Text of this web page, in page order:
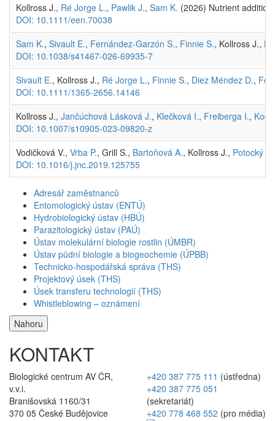
Kollross J., Ré Jorge L., Pawlik J., Sam K. (2026) Nutrient
DOI: 10.1111/een.70038
Sam K., Sivault E., Fernández-Garzón S., Finnie S., Kollross J.,
DOI: 10.1038/s41467-026-69935-7
Sivault E., Kollross J., Ré Jorge L., Finnie S., Diez Méndez D.,
DOI: 10.1111/1365-2656.14146
Kollross J., Jančúchová Lásková J., Klečková I., Freiberga I.,
DOI: 10.1007/s10905-023-09820-z
Vodičková V., Vrba P., Grill S., Bartoňová A., Kollross J., Potocký P.
DOI: 10.1016/j.jnc.2019.125755
Adresář zaměstnanců
Entomologický ústav (ENTÚ)
Hydrobiologický ústav (HBÚ)
Parazitologický ústav (PAÚ)
Ústav molekulární biologie rostlin (ÚMBR)
Ústav půdní biologie a biogeochemie (ÚPBB)
Technicko-hospodářská správa (THS)
Projektový úsek (THS)
Úsek transferu technologií (THS)
Whistleblowing – oznámení
Nahoru
KONTAKT
Biologické centrum AV ČR,
v.v.i.
Branišovská 1160/31
370 05 České Budějovice
+420 387 775 111 (ústředna)
+420 387 775 051
(sekretariát)
+420 778 468 552 (pro média)